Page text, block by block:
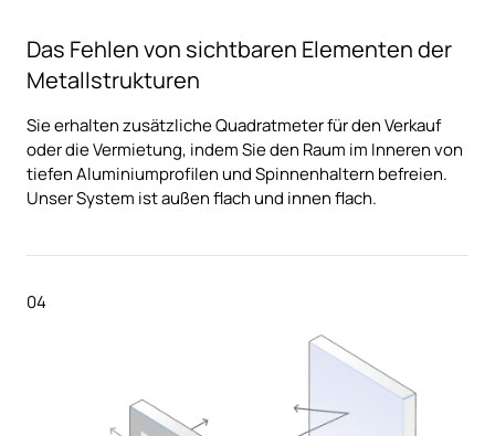
Das Fehlen von sichtbaren Elementen der
Metallstrukturen
Sie erhalten zusätzliche Quadratmeter für den Verkauf
oder die Vermietung, indem Sie den Raum im Inneren von
tiefen Aluminiumprofilen und Spinnenhaltern befreien.
Unser System ist außen flach und innen flach.
04